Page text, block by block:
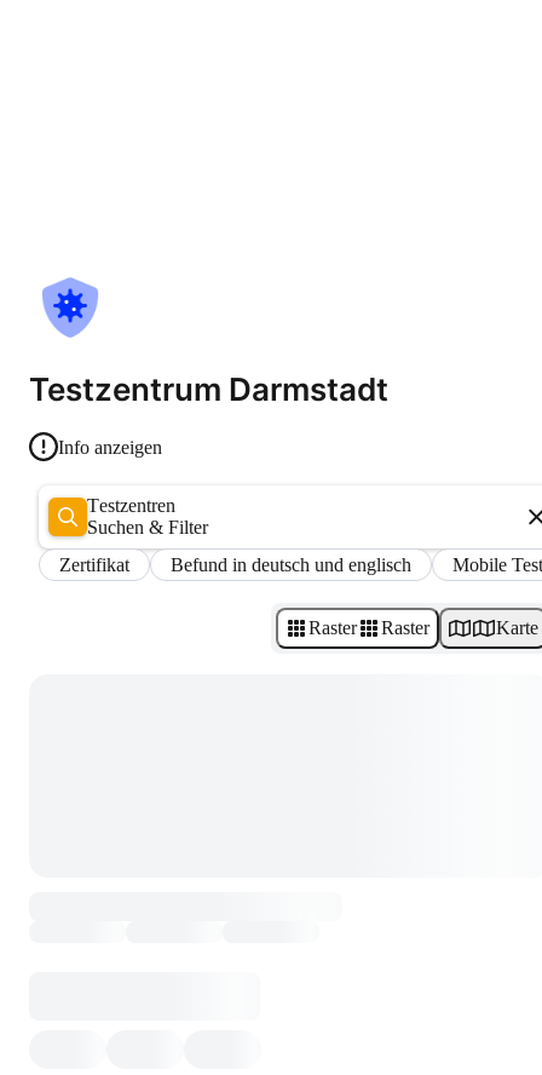
Testzentrum Darmstadt
Info anzeigen
Testzentren
Suchen & Filter
Zertifikat
Befund in deutsch und englisch Mobile
Raster Raster Karte